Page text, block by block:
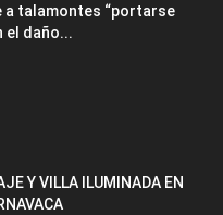
a talamontes “portarse
el daño...
Y VILLA ILUMINADA EN